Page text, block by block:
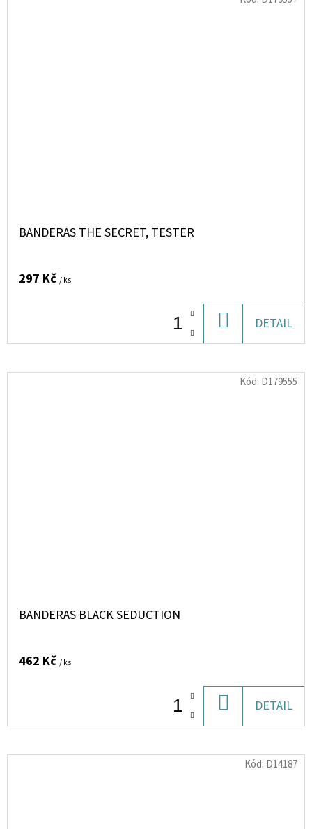
BANDERAS THE SECRET, TESTER
297 Kč / ks
KOŠÍKU
DETAIL
BANDERAS BLACK SEDUCTION
462 Kč / ks
KOŠÍKU
DETAIL
Kód: D179555
Kód: D14187